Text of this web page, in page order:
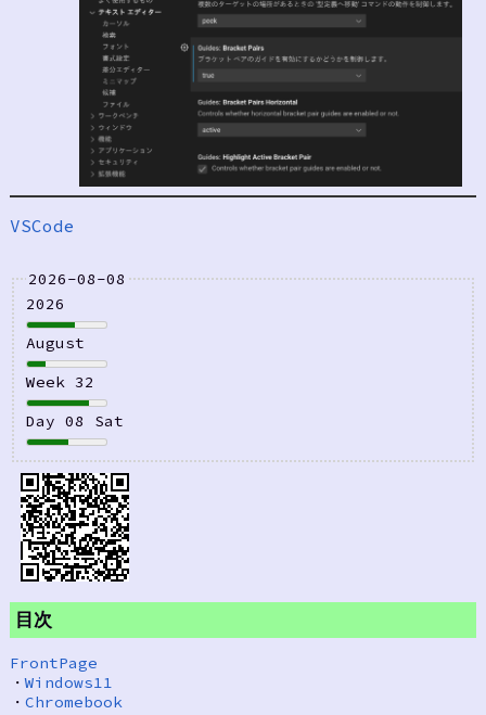
2026-08-08
2026
August
Week 32
Day 08 Sat
目次
FrontPage
・Windows11
・ Chromebook
VSCode